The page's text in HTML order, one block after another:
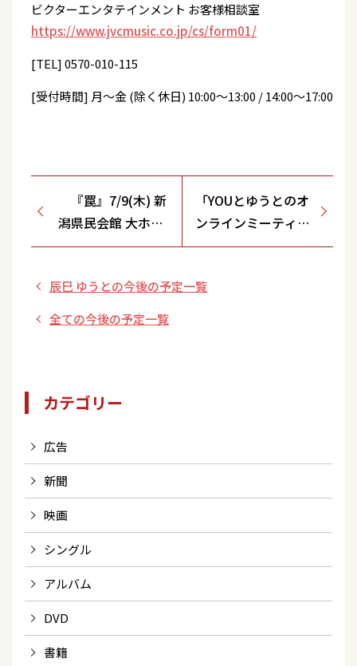
ビクターエンタテインメント お客様相談室
https://www.jvcmusic.co.jp/cs/form01/
[TEL] 0570-010-115
[受付時間] 月～金 (除く休日) 10:00～13:00 / 14:00～17:00
『罠』7/9(木) 新
潟県民会館 大ホー
ル
「YOUとゆうとのオ
ンラインミーティン
グ」＜辰巳ゆうとデ
有料会員限定＞
辰巳 ゆうとの今後の予定一覧
全ての今後の予定一覧
カテゴリー
広告
新聞
映画
シングル
アルバム
DVD
書籍